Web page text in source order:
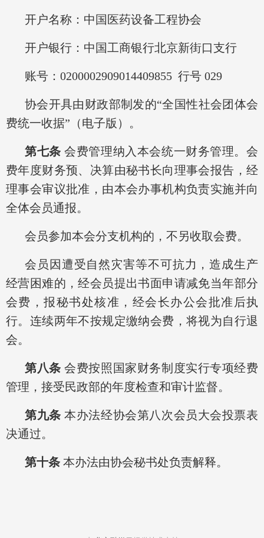
开户名称：中国医药设备工程协会
开户银行：中国工商银行北京新街口支行
账号：0200002909014409855 行号 029
协会开具由财政部制发的“全国性社会团体会
费统一收据”（电子版）。
第七条 会费管理纳入本会统一财务管理。会
费年度财务预、决算由秘书长向理事会报告，经
理事会审议批准，由本会办事机构负责实施并向
全体会员通报。
会员参加本会分支机构的，不另收取会费。
会员因遭受自然灾害等不可抗力，造成生产
经营困难的，经会员提出书面申请减免当年部分
会费，报秘书处核准，经会长办公会批准后执
行。连续两年不按规定缴纳会费，将视为自行退
会。
第八条 会费按照国家财务制度实行专项经费
管理，接受民政部的年度检查和审计监督。
第九条 本办法经协会第八次会员大会投票表
决通过。
第十条 本办法由协会秘书处负责解释。